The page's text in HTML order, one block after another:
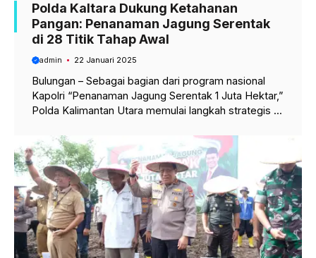
Polda Kaltara Dukung Ketahanan
Pangan: Penanaman Jagung Serentak
di 28 Titik Tahap Awal
admin 22 Januari 2025
Bulungan – Sebagai bagian dari program nasional
Kapolri “Penanaman Jagung Serentak 1 Juta Hektar,”
Polda Kalimantan Utara memulai langkah strategis ...